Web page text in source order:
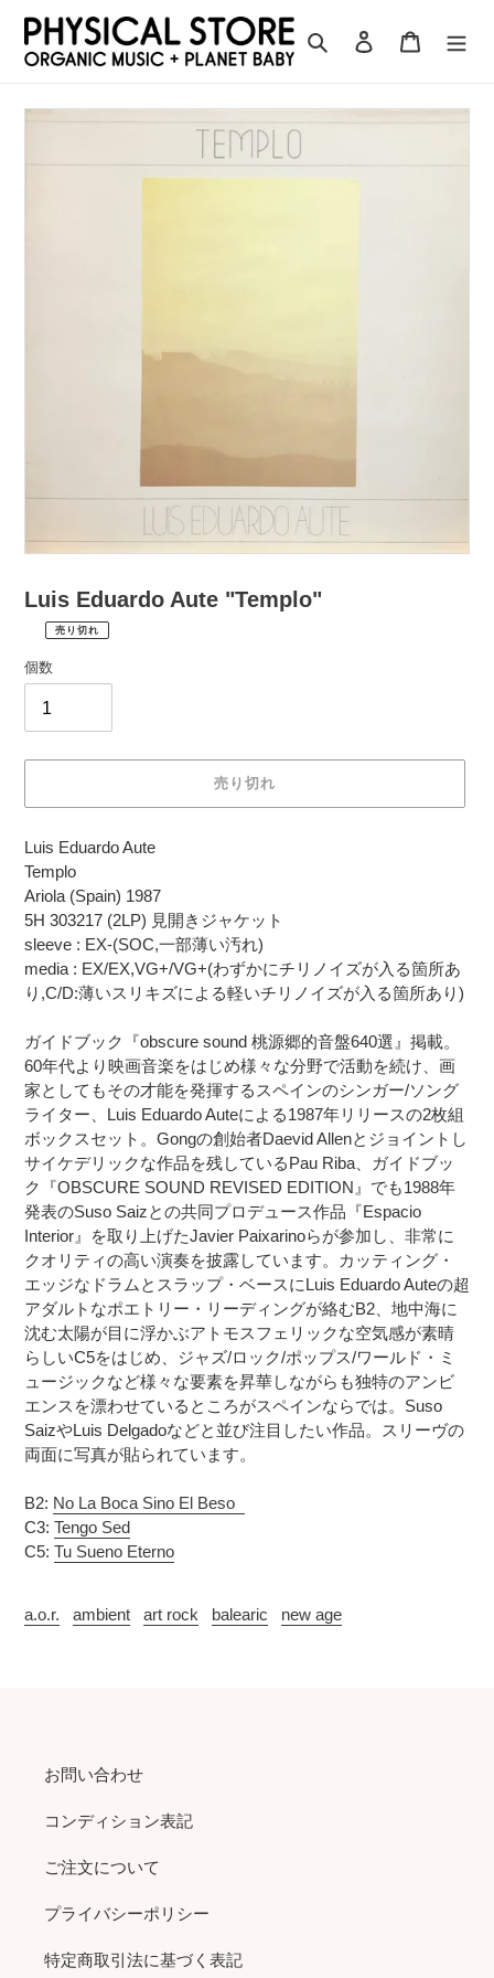
検索 ログインカート
Luis Eduardo Aute "Templo"
常
価
格
¥2,200
売り切れ
税
込
送
手
続
き
時
に
さ
ま
す
コ
ン
デ
ィ
シ
ョ
ン
表
記
に
つ
い
て
個数
売り切れ
カ
ー
ト
に
品
を
追
す
る
Luis Eduardo Aute
Templo
Ariola (Spain) 1987
5H 303217 (2LP) 見開きジャケット
sleeve : EX-(SOC,一部薄い汚れ)
media : EX/EX,VG+/VG+(わずかにチリノイズが入る箇所あ
り,C/D:薄いスリキズによる軽いチリノイズが入る箇所あり)
ガイドブック『obscure sound 桃源郷的音盤640選』掲載。
60年代より映画音楽をはじめ様々な分野で活動を続け、画
家としてもその才能を発揮するスペインのシンガー/ソング
ライター、Luis Eduardo Auteによる1987年リリースの2枚組
ボックスセット。Gongの創始者Daevid Allenとジョイントし
サイケデリックな作品を残しているPau Riba、ガイドブッ
ク『OBSCURE SOUND REVISED EDITION』でも1988年
発表のSuso Saizとの共同プロデュース作品『Espacio
Interior』を取り上げたJavier Paixarinoらが参加し、非常に
クオリティの高い演奏を披露しています。カッティング・
エッジなドラムとスラップ・ベースにLuis Eduardo Auteの超
アダルトなポエトリー・リーディングが絡むB2、地中海に
沈む太陽が目に浮かぶアトモスフェリックな空気感が素晴
らしいC5をはじめ、ジャズ/ロック/ポップス/ワールド・ミ
ュージックなど様々な要素を昇華しながらも独特のアンビ
エンスを漂わせているところがスペインならでは。Suso
SaizやLuis Delgadoなどと並び注目したい作品。スリーヴの
両面に写真が貼られています。
B2: No La Boca Sino El Beso
C3: Tengo Sed
C5: Tu Sueno Eterno
a.o.r. ambient art rock balearic new age
お問い合わせ
コンディション表記
ご注文について
プライバシーポリシー
特定商取引法に基づく表記